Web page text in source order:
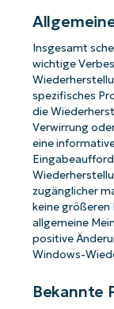
Insgesamt
wichtige
spezifisches
die
Verwirrung
eine
zugänglicher
keine größeren
allgemeine
positive
Windows-
Bekannte